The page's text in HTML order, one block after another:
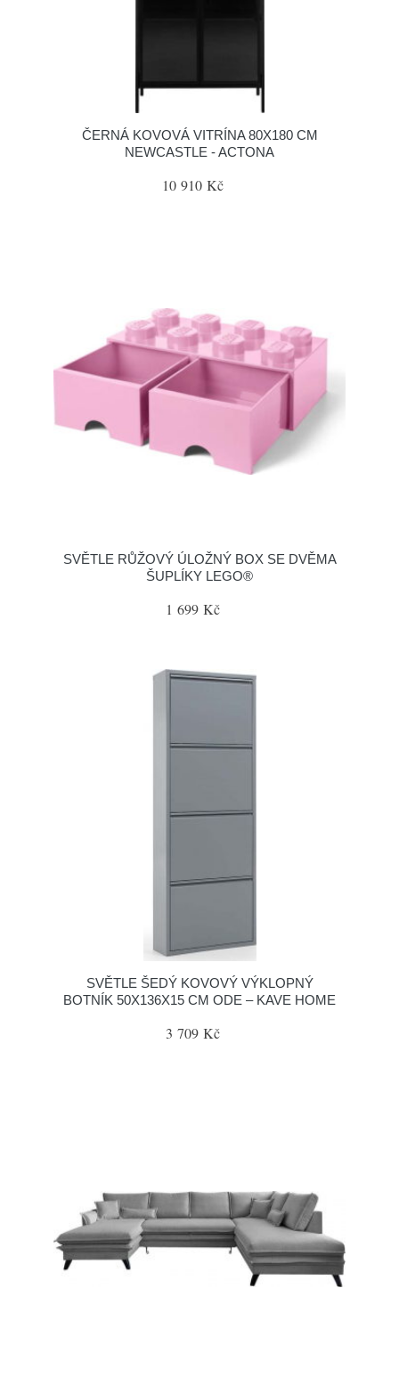
ČERNÁ KOVOVÁ VITRÍNA 80X180 CM
NEWCASTLE - ACTONA
10 910 Kč
SVĚTLE RŮŽOVÝ ÚLOŽNÝ BOX SE DVĚMA
ŠUPLÍKY LEGO®
1 699 Kč
SVĚTLE ŠEDÝ KOVOVÝ VÝKLOPNÝ
BOTNÍK 50X136X15 CM ODE – KAVE HOME
3 709 Kč